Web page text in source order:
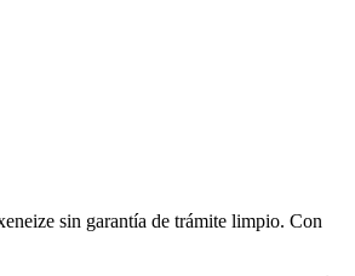
sin garantía de trámite limpio. Con